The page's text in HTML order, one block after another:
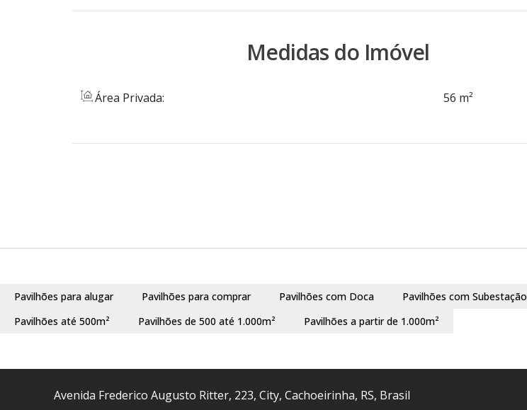
Medidas do Imóvel
Área Privada: 56 m²
Pavilhões para alugar Pavilhões para comprar Pavilhões com Doca Pavilhões com Subestação
Pavilhões até 500m²
Pavilhões de 500 até 1.000m² Pavilhões a partir de 1.000m²
Avenida Frederico Augusto Ritter, 223, City, Cachoeirinha, RS, Brasil